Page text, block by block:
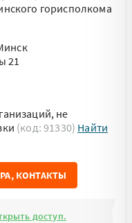
горисполкома
21
не
(код: 91330) Найти
КОНТАКТЫ
доступ.